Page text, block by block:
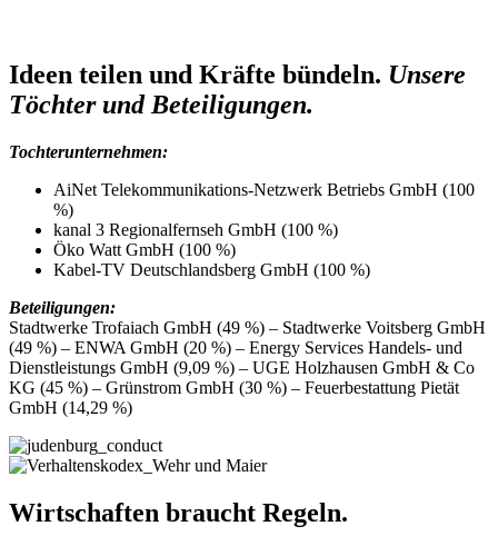
Ideen teilen und Kräfte bündeln. Unsere
Töchter und Beteiligungen.
Tochterunternehmen:
AiNet Telekommunikations-Netzwerk Betriebs GmbH (100
%)
kanal 3 Regionalfernseh GmbH (100 %)
Öko Watt GmbH (100 %)
Kabel-TV Deutschlandsberg GmbH (100 %)
Beteiligungen:
Stadtwerke Trofaiach GmbH (49 %) – Stadtwerke Voitsberg GmbH
(49 %) – ENWA GmbH (20 %) – Energy Services Handels- und
Dienstleistungs GmbH (9,09 %) – UGE Holzhausen GmbH & Co
KG (45 %) – Grünstrom GmbH (30 %) – Feuerbestattung Pietät
GmbH (14,29 %)
Wirtschaften braucht Regeln.